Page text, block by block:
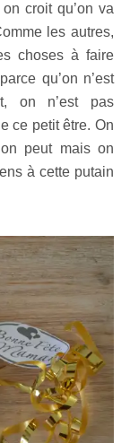
croit qu’on va
les autres,
choses à faire
qu’on n’est
on n’est pas
ce petit être. On
peut mais on
à cette putain